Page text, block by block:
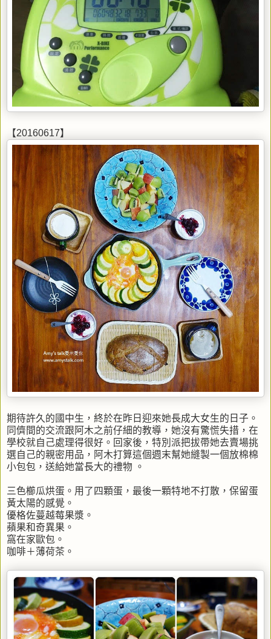
【20160617】
期待許久的國中生，終於在昨日迎來她長成大女生的日子。
同儕間的交流跟阿木之前仔細的教導，她沒有驚慌失措，在
學校就自己處理得很好。回家後，特別派把拔帶她去賣場挑
選自己的親密用品，阿木打算這個週末幫她縫製一個放棉棉
小包包，送給她當長大的禮物 。
三色櫛瓜烘蛋。用了四顆蛋，最後一顆特地不打散，保留蛋
黃太陽的感覺。
優格佐蔓越莓果漿。
蘋果和奇異果。
窩在家歐包。
咖啡＋薄荷茶。